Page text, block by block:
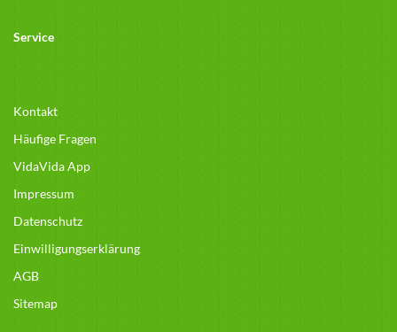
Service
Kontakt
Häufige Fragen
VidaVida App
Impressum
Datenschutz
Einwilligungserklärung
AGB
Sitemap